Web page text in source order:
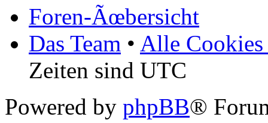
Foren-Ãœbersicht
Das Team • Alle Cookies
Zeiten sind UTC
Powered by phpBB®